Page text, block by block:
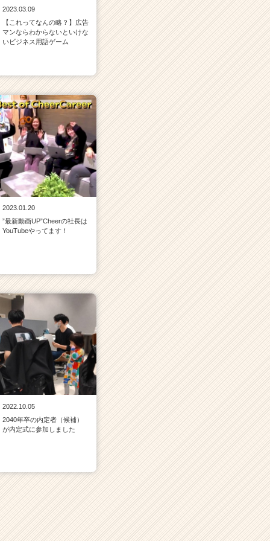
2023.03.09
【これってなんの略？】広告
マンならわからないといけな
いビジネス用語ゲーム
2023.01.20
”最新動画UP”Cheerの社長は
YouTubeやってます！
2022.10.05
2040年卒の内定者（候補）
が内定式に参加しました